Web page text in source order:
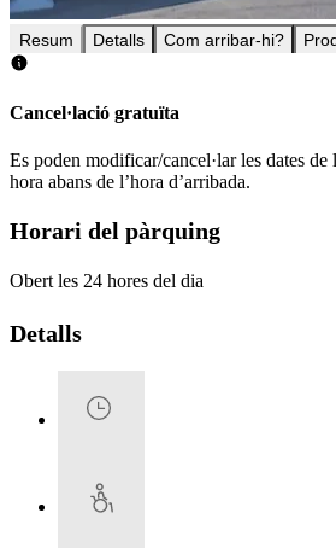
Resum Detalls Com arribar-hi?
Cancel·lació gratuïta
Es poden modificar/cancel·lar les dates de
hora abans de l’hora d’arribada.
Horari del pàrquing
Obert les 24 hores del dia
Detalls